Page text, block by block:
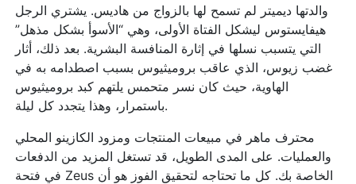
والدتها ديميتر لم تسمح لها بالزواج من هاديس. يشتري الرجل
هيفايستوس ليشكل الفتاة الأولى، وهي “الأسوأ بشكل مذهل”
التي يتسبب نسلها في إثارة المنافسة البشرية. بعد ذلك، أثار
غضب زيوس، الذي عاقب بروميثيوس بسبب اصطدامه به في
الهاوية، حيث كان نسر متحمس يلتهم كبد بروميثيوس
باستمرار، وهذا يتجدد كل ليلة.
محترف ماهر في مبيعات المنتجات ومزود الكازينو المحلي
والعمليات. على المدى الطويل، قد تستغل المزيد من الدفعات
في فتحة Zeus الخاصة بك. كل ما تحتاجه لتحقيق الفوز هو أن